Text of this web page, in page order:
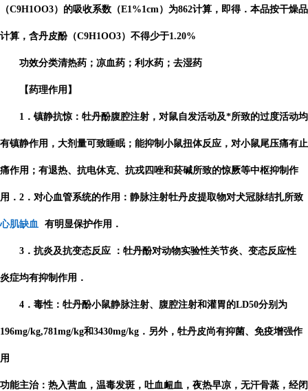
（C9H1OO3）的吸收系数（E1%1cm）为862计算，即得．本品按干燥品
计算，含丹皮酚（C9H1OO3）不得少于1.20%
功效分类清热药；凉血药；利水药；去湿药
【药理作用】
1．镇静抗惊：牡丹酚腹腔注射，对鼠自发活动及*所致的过度活动均
有镇静作用，大剂量可致睡眠；能抑制小鼠扭体反应，对小鼠尾压痛有止
痛作用；有退热、抗电休克、抗戎四唑和菸碱所致的惊厥等中枢抑制作
用．2．对心血管系统的作用：静脉注射牡丹皮提取物对犬冠脉结扎所致
心肌缺血 有明显保护作用．
3．抗炎及抗变态反应 ：牡丹酚对动物实验性关节炎、变态反应性
炎症均有抑制作用．
4．毒性：牡丹酚小鼠静脉注射、腹腔注射和灌胃的LD50分别为
196mg/kg,781mg/kg和3430mg/kg．另外，牡丹皮尚有抑菌、免疫增强作
用
功能主治：热入营血，温毒发斑，吐血衄血，夜热早凉，无汗骨蒸，经闭